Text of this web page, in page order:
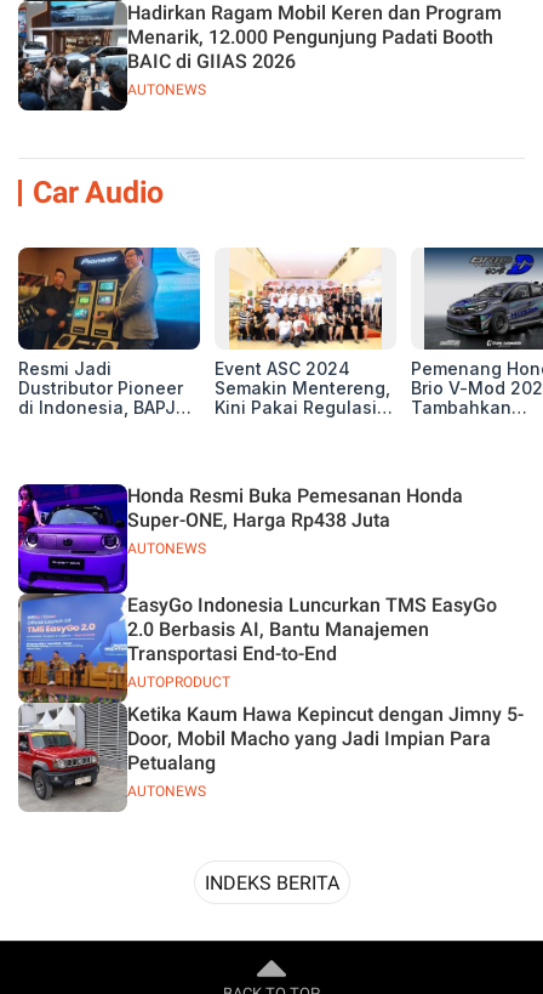
AUTONEWS
Hadirkan Ragam Mobil Keren dan Program
Menarik, 12.000 Pengunjung Padati Booth
BAIC di GIIAS 2026
Car Audio
Resmi Jadi
Dustributor Pioneer
di Indonesia, BAPJ
Event ASC 2024
Semakin Mentereng,
Kini Pakai Regulasi
Pemenang
Brio V-Mod
Tambahkan
AUTONEWS
Honda Resmi Buka Pemesanan Honda
Super-ONE, Harga Rp438 Juta
AUTOPRODUCT
EasyGo Indonesia Luncurkan TMS EasyGo
2.0 Berbasis AI, Bantu Manajemen
Transportasi End-to-End
AUTONEWS
Ketika Kaum Hawa Kepincut dengan Jimny 5-
Door, Mobil Macho yang Jadi Impian Para
Petualang
INDEKS BERITA